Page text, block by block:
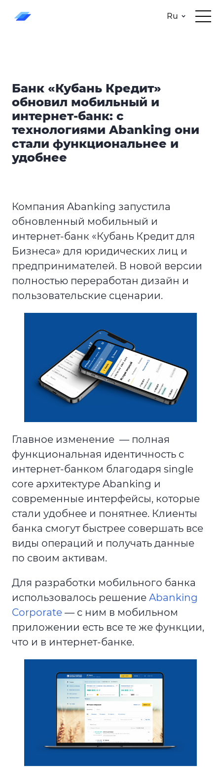
Ru
Банк «Кубань Кредит»
обновил мобильный и
интернет-банк: с
технологиями Abanking они
стали функциональнее и
удобнее
Компания Abanking запустила
обновленный мобильный и
интернет-банк «Кубань Кредит для
Бизнеса» для юридических лиц и
предпринимателей. В новой версии
полностью переработан дизайн и
пользовательские сценарии.
Главное изменение — полная
функциональная идентичность с
интернет-банком благодаря single
core архитектуре Abanking и
современные интерфейсы, которые
стали удобнее и понятнее. Клиенты
банка смогут быстрее совершать все
виды операций и получать данные
по своим активам.
Для разработки мобильного банка
использовалось решение Abanking
Corporate — с ним в мобильном
приложении есть все те же функции,
что и в интернет-банке.